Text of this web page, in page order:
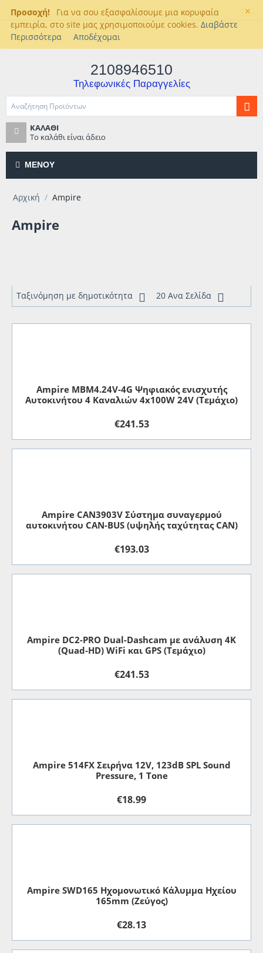
×
Προσοχή!
Για να σου εξασφαλίσουμε μια κορυφαία
εμπειρία, στο site μας χρησιμοποιούμε cookies. Διαβάστε
Περισσότερα
Αποδέχομαι
2108946510
Τηλεφωνικές Παραγγελίες
ΚΑΛΆΘΙ
Το καλάθι είναι άδειο
ΜΕΝΟΎ
Αρχική / Ampire
Ampire
Ταξινόμηση με δημοτικότητα 20 Ανα Σελίδα
Ampire MBM4.24V-4G Ψηφιακός ενισχυτής
Αυτοκινήτου 4 Καναλιών 4x100W 24V (Τεμάχιο)
€241.53
Ampire CAN3903V Σύστημα συναγερμού
αυτοκινήτου CAN-BUS (υψηλής ταχύτητας CAN)
€193.03
Ampire DC2-PRO Dual-Dashcam με ανάλυση 4K
(Quad-HD) WiFi και GPS (Τεμάχιο)
€241.53
Ampire 514FX Σειρήνα 12V, 123dB SPL Sound
Pressure, 1 Tone
€18.99
Ampire SWD165 Ηχομονωτικό Κάλυμμα Ηχείου
165mm (Ζεύγος)
€28.13